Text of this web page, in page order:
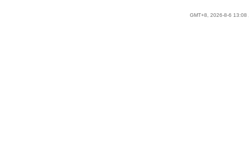
GMT+8, 2026-8-6 13:08